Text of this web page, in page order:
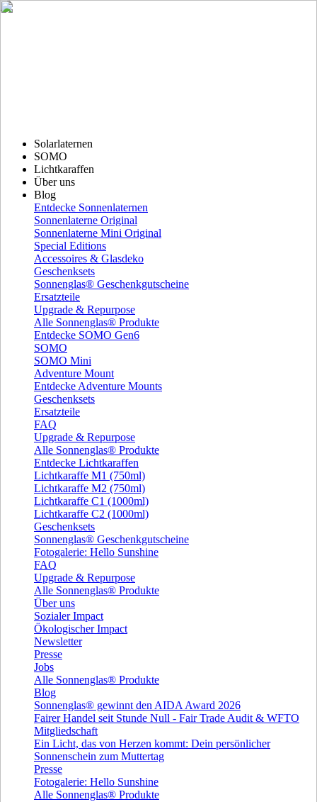
Solarlaternen
SOMO
Lichtkaraffen
Über uns
Blog
Entdecke Sonnenlaternen
Sonnenlaterne Original
Sonnenlaterne Mini Original
Special Editions
Accessoires & Glasdeko
Geschenksets
Sonnenglas® Geschenkgutscheine
Ersatzteile
Upgrade & Repurpose
Alle Sonnenglas® Produkte
Entdecke SOMO Gen6
SOMO
SOMO Mini
Adventure Mount
Entdecke Adventure Mounts
Geschenksets
Ersatzteile
FAQ
Upgrade & Repurpose
Alle Sonnenglas® Produkte
Entdecke Lichtkaraffen
Lichtkaraffe M1 (750ml)
Lichtkaraffe M2 (750ml)
Lichtkaraffe C1 (1000ml)
Lichtkaraffe C2 (1000ml)
Geschenksets
Sonnenglas® Geschenkgutscheine
Fotogalerie: Hello Sunshine
FAQ
Upgrade & Repurpose
Alle Sonnenglas® Produkte
Über uns
Sozialer Impact
Ökologischer Impact
Newsletter
Presse
Jobs
Alle Sonnenglas® Produkte
Blog
Sonnenglas® gewinnt den AIDA Award 2026
Fairer Handel seit Stunde Null - Fair Trade Audit & WFTO
Mitgliedschaft
Ein Licht, das von Herzen kommt: Dein persönlicher
Sonnenschein zum Muttertag
Presse
Fotogalerie: Hello Sunshine
Alle Sonnenglas® Produkte